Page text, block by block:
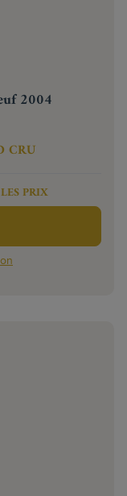
2004
CRU
PRIX